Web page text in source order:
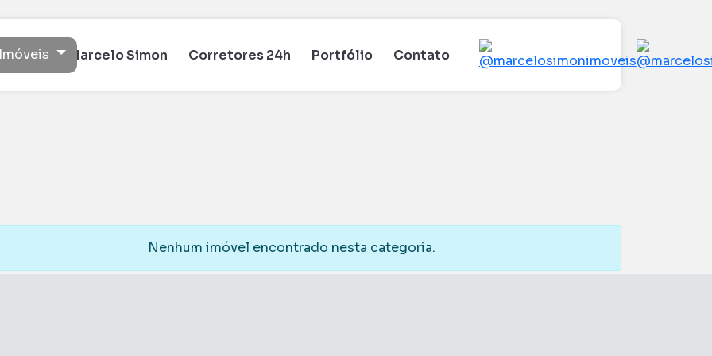
Marcelo Simon Corretores 24h Portfólio Contato
Nenhum imóvel encontrado nesta categoria.